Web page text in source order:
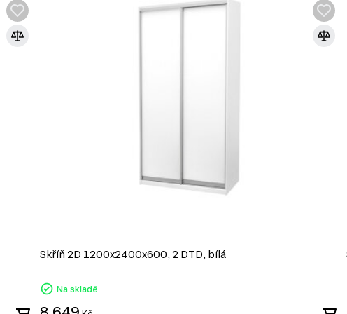
DŘEVOTŘÍSKA
DTD (dřevotřísková deska) je jedním z
Snadné zpracování: DTD lze snadno řezat a
konstrukcí.
vytvářet jak standardní, tak jedinečné
Skříň 2D 1200x2400x600, 2 DTD, bílá
Na skladě